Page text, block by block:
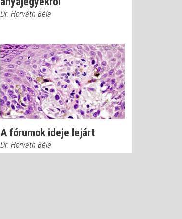
Dr. Horváth Béla
A fórumok ideje lejárt
Dr. Horváth Béla